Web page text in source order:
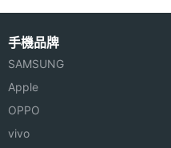
外，小米也預告將於 9/1~9/11
手機品牌
SAMSUNG
Apple
OPPO
vivo